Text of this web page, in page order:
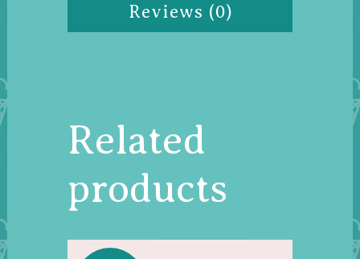
Reviews (0)
Related
products